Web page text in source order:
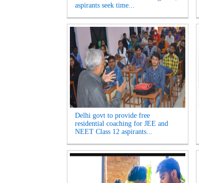
aspirants seek time...
Delhi govt to provide free
residential coaching for JEE and
NEET Class 12 aspirants...